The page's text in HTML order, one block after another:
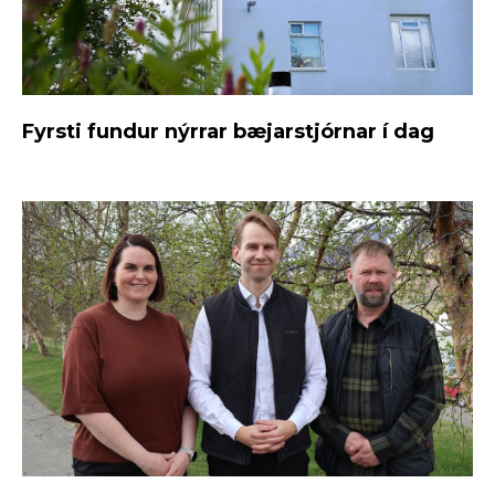
Fyrsti fundur nýrrar bæjarstjórnar í dag